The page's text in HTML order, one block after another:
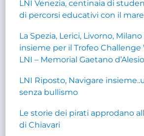
LNI Venezia, centinaia di
di percorsi educativi con il
La Spezia, Lerici, Livorno, Milano
insieme per il Trofeo Challenge
LNI – Memorial Gaetano
LNI Riposto, Navigare
senza bullismo
Le storie dei pirati approdano
di Chiavari